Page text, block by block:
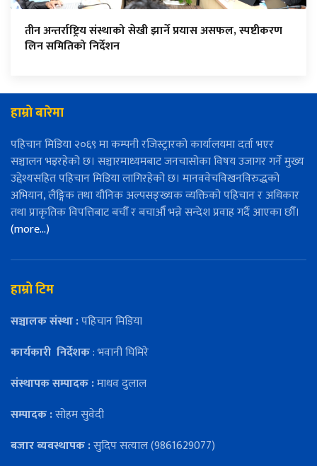
तीन अन्तर्राष्ट्रिय संस्थाको सेखी झार्ने प्रयास असफल, स्पष्टीकरण
लिन समितिको निर्देशन
हाम्रो बारेमा
पहिचान मिडिया २०६९ मा कम्पनी रजिस्ट्रारको कार्यालयमा दर्ता भएर
सञ्चालन भइरहेको छ। सञ्चारमाध्यमबाट जनचासोका विषय उजागर गर्ने मुख्य
उद्देश्यसहित पहिचान मिडिया लागिरहेको छ। मानववेचविखनविरुद्धको
अभियान, लैङ्गिक तथा यौनिक अल्पसङ्ख्यक व्यक्तिको पहिचान र अधिकार
तथा प्राकृतिक विपत्तिबाट बचौँ र बचाऔँ भन्ने सन्देश प्रवाह गर्दै आएका छौँ।
(more…)
हाम्रो टिम
सञ्चालक संस्था :पहिचान मिडिया
कार्यकारी निर्देशक: भवानी घिमिरे
संस्थापक सम्पादक :माधव दुलाल
सम्पादक :सोहम सुवेदी
बजार ब्यवस्थापक :सुदिप सत्याल (9861629077)